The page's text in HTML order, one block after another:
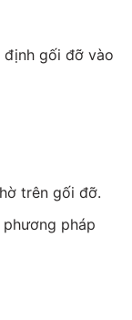
định gối đỡ vào
trên gối đỡ.
pháp